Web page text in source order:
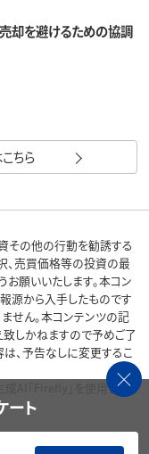
却を避けるための協調
ちら
その他の行動を勧誘する
、売買価格等の投資の最
願いいたします。本コン
源から入手したものです
せん。本コンテンツの記
しかねますので予めご了
、予告なしに変更するこ
AI「Firefly」を使用して
ート